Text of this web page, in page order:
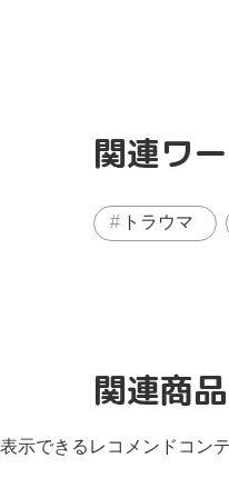
関連ワ
トラウマ
関連商品
表示できるレコメンドコン